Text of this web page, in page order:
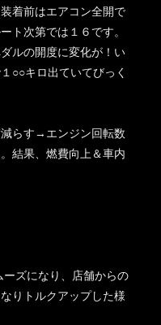
着前はエアコン全開で
ト次第では１６です。
ルの開度に変化が！い
○○キロ出ていてびっく
らす→エンジン回転数
結果、燃費向上＆車内
ズになり、店舗からの
りトルクアップした様